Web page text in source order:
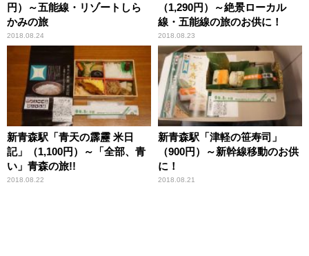
円）～五能線・リゾートしら
かみの旅
2018.08.24
（1,290円）～絶景ローカル
線・五能線の旅のお供に！
2018.08.23
新青森駅「青天の霹靂 米日
記」（1,100円）～「全部、青
い」青森の旅!!
2018.08.22
新青森駅「津軽の笹寿司」
（900円）～新幹線移動のお供
に！
2018.08.21